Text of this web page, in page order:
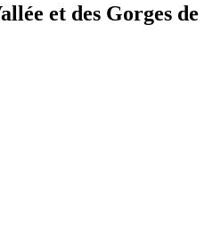
et des Gorges de